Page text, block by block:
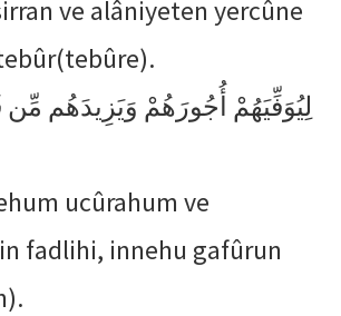
ve alâniyeten yercûne
لِيُوَفِّيَهُمْ أُجُورَهُمْ وَيَزِيدَهُم مِّن
ucûrahum ve
fadlihi, innehu gafûrun